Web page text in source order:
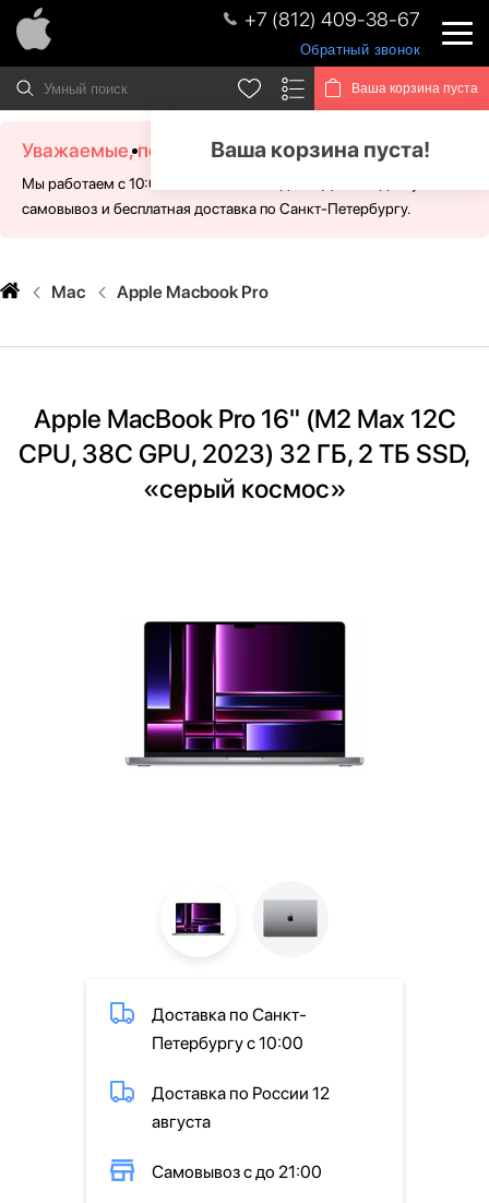
+7 (812) 409-38-67
Обратный звонок
Ваша корзина пуста
Ваша корзина пуста!
Уважаемые, посетители!
Мы работаем с 10:00 - 21:00 без выходных. Для Вас доступен
самовывоз и бесплатная доставка по Санкт-Петербургу.
Mac Apple Macbook Pro
Apple MacBook Pro 16" (M2 Max 12C
CPU, 38C GPU, 2023) 32 ГБ, 2 ТБ SSD,
«серый космос»
Доставка по Санкт-
Петербургу с 10:00
Доставка по России 12
августа
Самовывоз с до 21:00